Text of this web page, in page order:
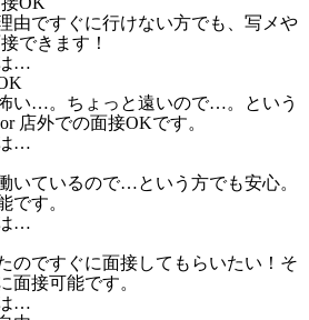
由ですぐに行けない方でも、写メや
できます！
…
い…。ちょっと遠いので…。という
店外での面接OKです。
…
いているので…という方でも安心。
です。
…
のですぐに面接してもらいたい！そ
面接可能です。
…